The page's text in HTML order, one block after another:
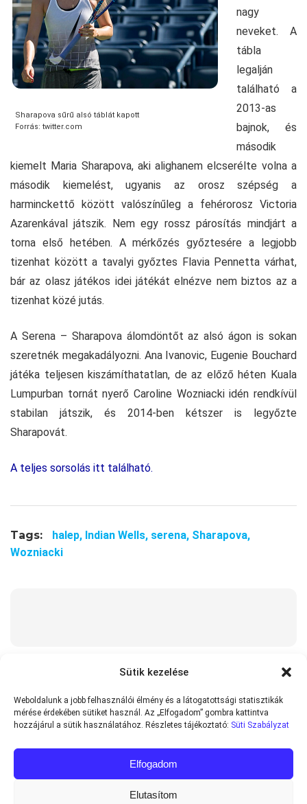
Sütik kezelése
Weboldalunk a jobb felhasználói élmény és a látogatottsági statisztikák
mérése érdekében sütiket használ. Az „Elfogadom” gombra kattintva
hozzájárul a sütik használatához. Részletes tájékoztató: Süti Szabályzat
Elfogadom
Elutasítom
Sharapova sűrű alsó táblát kapott
Forrás: twitter.com
nagy
neveket. A
tábla
legalján
található a
2013-as
bajnok, és
második
kiemelt Maria Sharapova, aki alighanem elcserélte volna a
második kiemelést, ugyanis az orosz szépség a
harminckettő között valószínűleg a fehérorosz Victoria
Azarenkával játszik. Nem egy rossz párosítás mindjárt a
torna első hetében. A mérkőzés győztesére a legjobb
tizenhat között a tavalyi győztes Flavia Pennetta várhat,
bár az olasz játékos idei játékát elnézve nem biztos az a
tizenhat közé jutás.
A Serena – Sharapova álomdöntőt az alsó ágon is sokan
szeretnék megakadályozni. Ana Ivanovic, Eugenie Bouchard
játéka teljesen kiszámíthatatlan, de az előző héten Kuala
Lumpurban tornát nyerő Caroline Wozniacki idén rendkívül
stabilan játszik, és 2014-ben kétszer is legyőzte
Sharapovát.
A teljes sorsolás itt található.
Tags: halep, Indian Wells, serena, Sharapova,
Wozniacki